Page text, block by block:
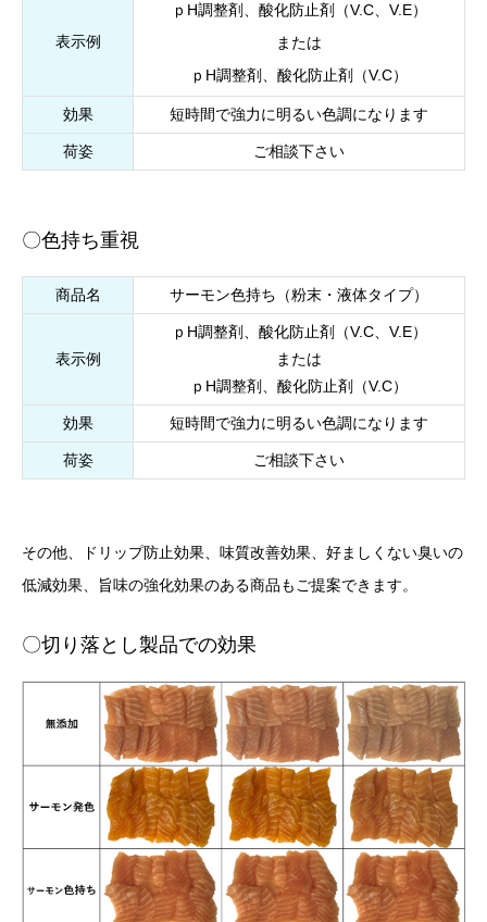
表示例
ｐH調整剤、酸化防止剤（V.C、V.E）
または
ｐH調整剤、酸化防止剤（V.C）
効果 短時間で強力に明るい色調になります
荷姿 ご相談下さい
〇色持ち重視
商品名 サーモン色持ち（粉末・液体タイプ）
表示例
ｐH調整剤、酸化防止剤（V.C、V.E）
または
ｐH調整剤、酸化防止剤（V.C）
効果 短時間で強力に明るい色調になります
荷姿 ご相談下さい
その他、ドリップ防止効果、味質改善効果、好ましくない臭いの
低減効果、旨味の強化効果のある商品もご提案できます。
〇切り落とし製品での効果